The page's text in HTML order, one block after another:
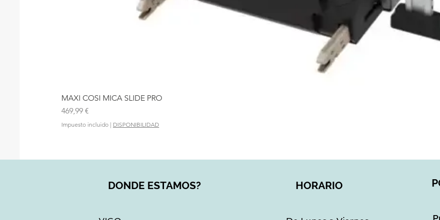
MAXI COSI MICA SLIDE PRO
Precio
469,99 €
Impuesto incluido | DISPONIBILIDAD
DONDE ESTAMOS? HORARIO